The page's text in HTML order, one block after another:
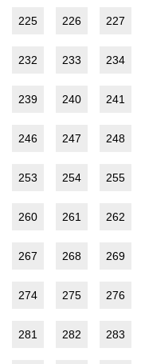
225 226 227
232 233 234
239 240 241
246 247 248
253 254 255
260 261 262
267 268 269
274 275 276
281 282 283